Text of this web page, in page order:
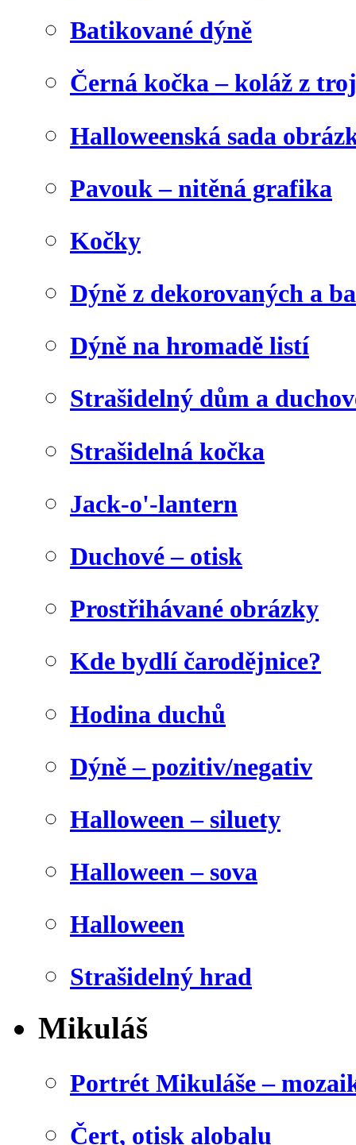
Batikované dýně
Černá kočka – koláž z
Halloweenská sada
Pavouk – nitěná grafika
Kočky
Dýně z dekorovaných a
Dýně na hromadě listí
Strašidelný dům a
Strašidelná kočka
Jack-o'-lantern
Duchové – otisk
Prostřihávané obrázky
Kde bydlí čarodějnice?
Hodina duchů
Dýně – pozitiv/negativ
Halloween – siluety
Halloween – sova
Halloween
Strašidelný hrad
Mikuláš
Portrét Mikuláše –
Čert, otisk alobalu